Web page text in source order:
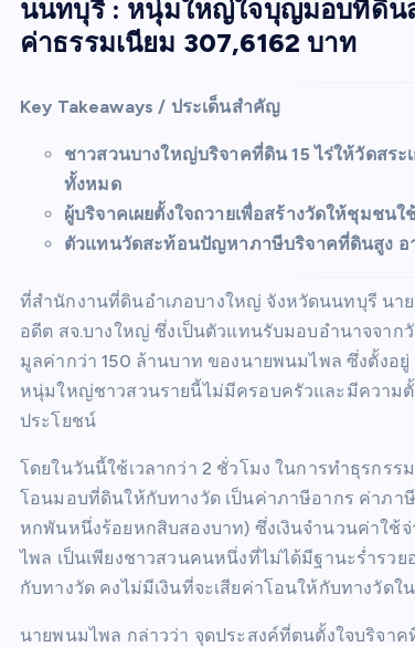
นนทบุรี : หนุ่มใหญ่ใจบุญมอบที่ดินส
ค่าธรรมเนียม 307,6162 บาท
Key Takeaways / ประเด็นสำคัญ
ชาวสวนบางใหญ่บริจาคที่ดิน 15 ไร่ให้วัดสร
ทั้งหมด
ผู้บริจาคเผยตั้งใจถวายเพื่อสร้างวัดให้ชุมช
ตัวแทนวัดสะท้อนปัญหาภาษีบริจาคที่ดินสูง อ
ที่สำนักงานที่ดินอำเภอบางใหญ่ จังหวัดนนทบุรี น
อดีต สจ.บางใหญ่ ซึ่งเป็นตัวแทนรับมอบอำนาจจาก
มูลค่ากว่า 150 ล้านบาท ของนายพนมไพล ซึ่งตั้งอ
หนุ่มใหญ่ชาวสวนรายนี้ไม่มีครอบครัวและมีความ
ประโยชน์
โดยในวันนี้ใช้เวลากว่า 2 ชั่วโมง ในการทำธุรกร
โอนมอบที่ดินให้กับทางวัด เป็นค่าภาษีอากร ค่าภา
หกพันหนึ่งร้อยหกสิบสองบาท) ซึ่งเงินจำนวนค่าใช้
ไพล เป็นเพียงชาวสวนคนหนึ่งที่ไม่ได้มีฐานะร่ำร
กับทางวัด คงไม่มีเงินที่จะเสียค่าโอนให้กับทางวัด
นายพนมไพล กล่าวว่า จุดประสงค์ที่ตนตั้งใจบริจา